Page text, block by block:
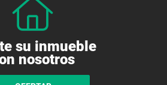
su inmueble
nosotros